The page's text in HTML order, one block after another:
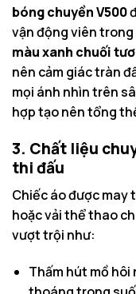
bóng chuyền V500
vận động viên
màu xanh chuối
nên cảm giác tràn
mọi ánh nhìn trên
hợp tạo nên tổng
3. Chất liệu
thi đấu
Chiếc áo được may
hoặc vải thể thao
vượt trội như:
Thấm hút mồ hôi